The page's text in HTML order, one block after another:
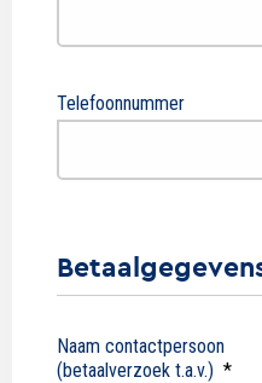
Telefoonnummer
Naam contactpersoon
(betaalverzoek t.a.v.) *